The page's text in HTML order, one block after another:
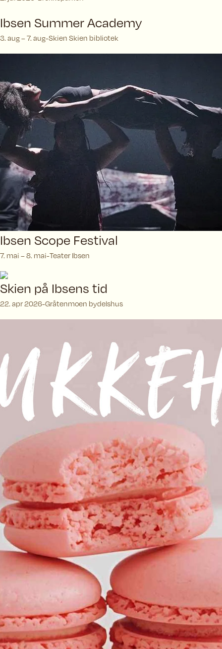
Ibsen Summer Academy
3. aug – 7. aug Skien Skien bibliotek
Ibsen Scope Festival
7. mai – 8. mai Teater Ibsen
Skien på Ibsens tid
22. apr 2026 Gråtenmoen bydelshus